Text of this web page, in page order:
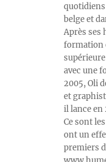
belge et
Après ses
formation
avec une
2005, Oli
et
il lance en
Ce sont
ont un
premiers